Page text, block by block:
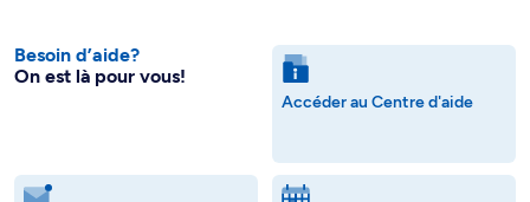
Besoin d’aide?
On est là pour vous!
Accéder au Centre d'aide